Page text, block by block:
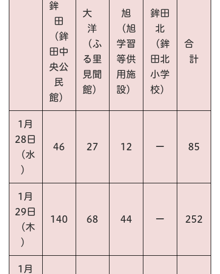
鉾
田
（鉾
田中
央公
民
館）
大
洋
（ふ
る里
見聞
館）
旭
（旭
学習
等供
用施
設）
鉾田
北
（鉾
田北
小学
校）
合
計
1月
28日
（水
）
46 27 12 ー 85
1月
29日
（木
）
140 68 44 ー 252
1月